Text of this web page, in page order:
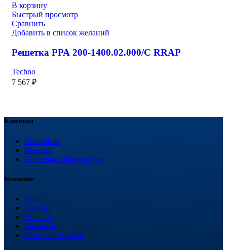
В корзину
Быстрый просмотр
Сравнить
Добавить в список желаний
Решетка РРА 200-1400.02.000/С RRAP
Techno
7 567 ₽
Клиентам
Магазины
Монтаж
Полезная информация
Компания
О нас
Бренды
Новости
Вакансии
Стать партнером